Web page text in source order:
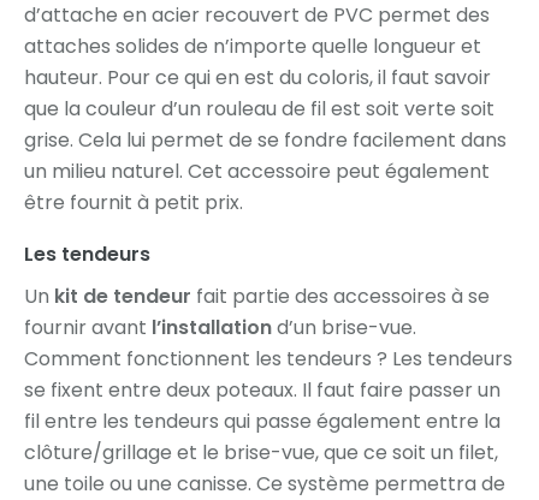
d’attache en acier recouvert de PVC permet des
attaches solides de n’importe quelle longueur et
hauteur. Pour ce qui en est du coloris, il faut savoir
que la couleur d’un rouleau de fil est soit verte soit
grise. Cela lui permet de se fondre facilement dans
un milieu naturel. Cet accessoire peut également
être fournit à petit prix.
Les tendeurs
Un kit de tendeur fait partie des accessoires à se
fournir avant l’installationd’un brise-vue.
Comment fonctionnent les tendeurs ? Les tendeurs
se fixent entre deux poteaux. Il faut faire passer un
fil entre les tendeurs qui passe également entre la
clôture/grillage et le brise-vue, que ce soit un filet,
une toile ou une canisse. Ce système permettra de